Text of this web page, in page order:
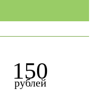
150
рублей